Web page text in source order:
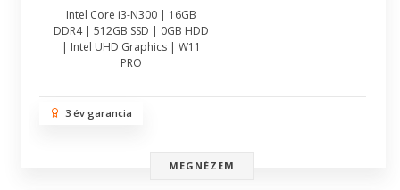
Intel Core i3-N300 | 16GB
DDR4 | 512GB SSD | 0GB HDD
| Intel UHD Graphics | W11
PRO
3 év garancia
MEGNÉZEM